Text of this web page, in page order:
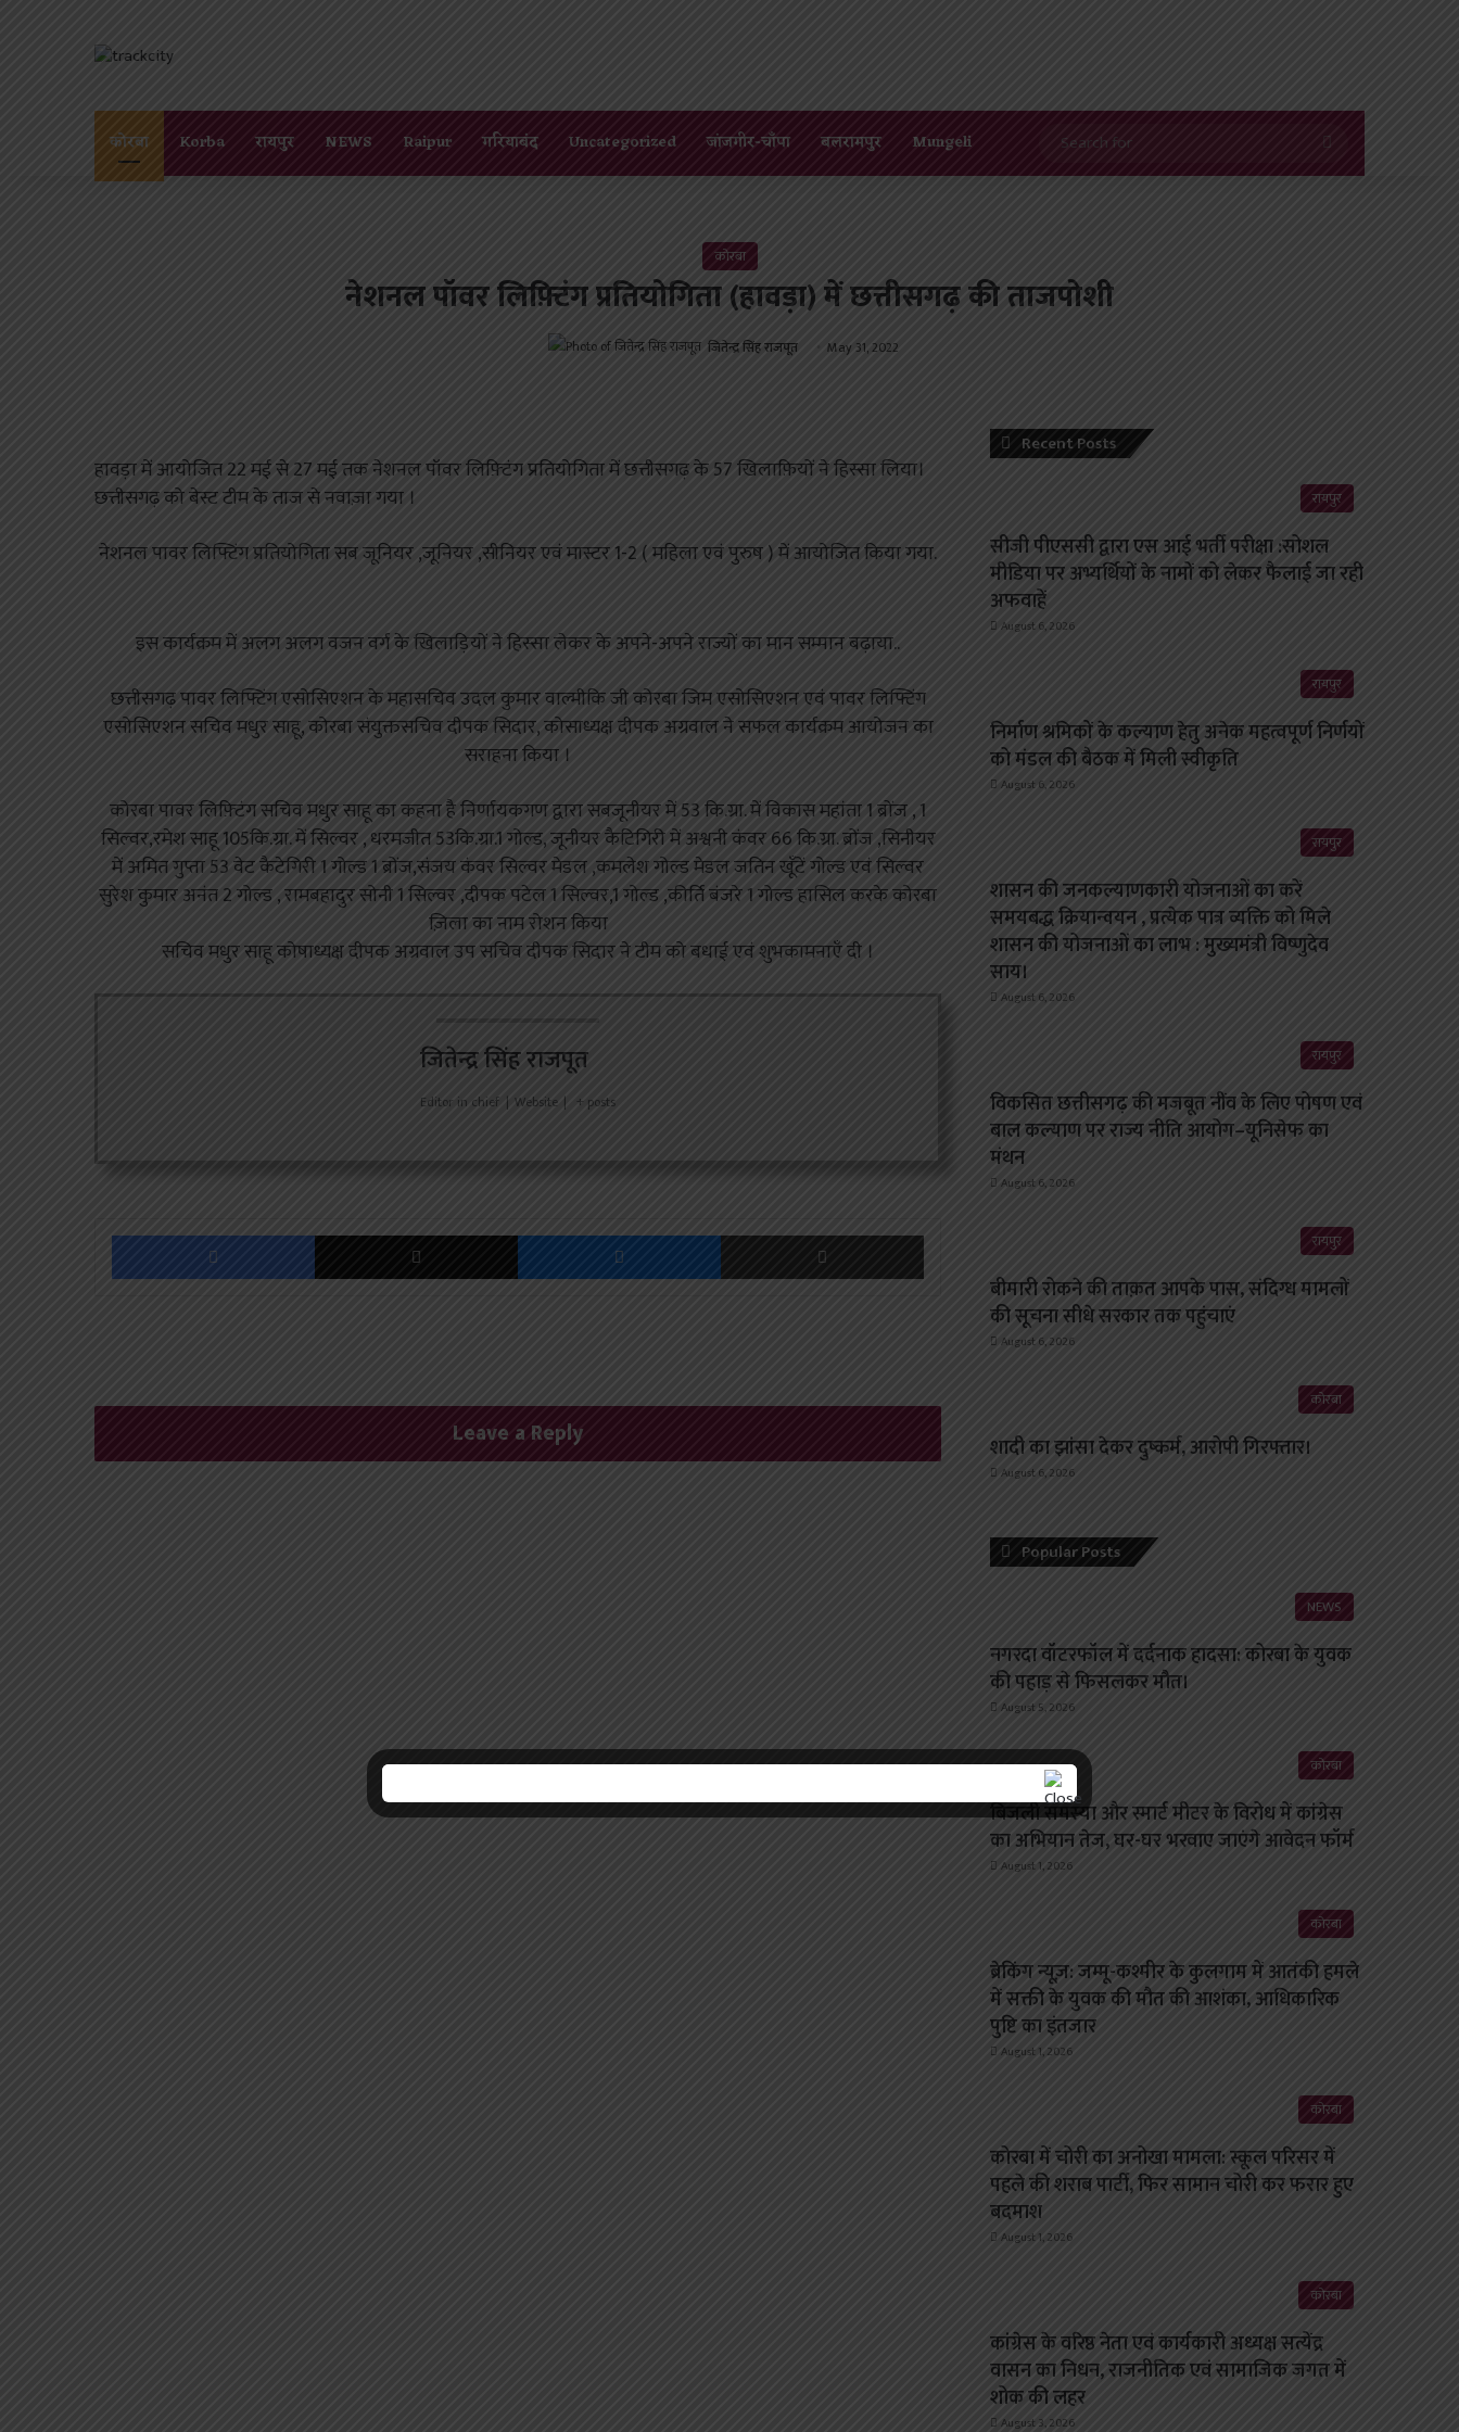
कोरबा Korba रायपुर NEWS Raipur गरियाबंद Uncategorized जांजगीर-चाँपा बलरामपुर Mungeli
Search
for
कोरबा
नेशनल पॉवर लिफ़्टिंग प्रतियोगिता (हावड़ा) में छत्तीसगढ़ की ताजपोशी
जितेन्द्र सिंह राजपूत May 31, 2022
हावड़ा में आयोजित 22 मई से 27 मई तक नेशनल पॉवर लिफ़्टिंग प्रतियोगिता में छत्तीसगढ़ के 57 खिलाफ़ियों ने हिस्सा लिया।
छत्तीसगढ़ को बेस्ट टीम के ताज से नवाज़ा गया ।
नेशनल पावर लिफ्टिंग प्रतियोगिता सब जूनियर ,जूनियर ,सीनियर एवं मास्टर 1-2 ( महिला एवं पुरुष ) में आयोजित किया गया.
इस कार्यक्रम में अलग अलग वजन वर्ग के खिलाड़ियों ने हिस्सा लेकर के अपने-अपने राज्यों का मान सम्मान बढ़ाया..
छत्तीसगढ़ पावर लिफ्टिंग एसोसिएशन के महासचिव उदल कुमार वाल्मीकि जी कोरबा जिम एसोसिएशन एवं पावर लिफ्टिंग
एसोसिएशन सचिव मधुर साहू, कोरबा संयुक्तसचिव दीपक सिदार, कोसाध्यक्ष दीपक अग्रवाल ने सफल कार्यक्रम आयोजन का
सराहना किया ।
कोरबा पावर लिफ़्टिंग सचिव मधुर साहू का कहना है निर्णायकगण द्वारा सबजूनीयर में 53 कि.ग्रा. में विकास महांता 1 ब्रोंज , 1
सिल्वर,रमेश साहू 105कि.ग्रा. में सिल्वर , धरमजीत 53कि.ग्रा.1 गोल्ड, जूनीयर कैटिगिरी में अश्वनी कंवर 66 कि.ग्रा. ब्रोंज ,सिनीयर
में अमित गुप्ता 53 वेट कैटेगिरी 1 गोल्ड 1 ब्रोंज,संजय कंवर सिल्वर मेडल ,कमलेश गोल्ड मेडल जतिन खूँटें गोल्ड एवं सिल्वर
सुरेश कुमार अनंत 2 गोल्ड , रामबहादुर सोनी 1 सिल्वर ,दीपक पटेल 1 सिल्वर,1 गोल्ड ,कीर्ति बंजरे 1 गोल्ड हासिल करके कोरबा
ज़िला का नाम रोशन किया
सचिव मधुर साहू कोषाध्यक्ष दीपक अग्रवाल उप सचिव दीपक सिदार ने टीम को बधाई एवं शुभकामनाएँ दी ।
जितेन्द्र सिंह राजपूत
Editor in chief | Website | + posts
Facebook X Messenger Share via Email
Leave a Reply
Recent Posts
रायपुर
सीजी पीएससी द्वारा एस आई भर्ती परीक्षा :सोशल
मीडिया पर अभ्यर्थियों के नामों को लेकर फैलाई जा रही
अफवाहें
August 6, 2026
रायपुर
निर्माण श्रमिकों के कल्याण हेतु अनेक महत्वपूर्ण निर्णयों
को मंडल की बैठक में मिली स्वीकृति
August 6, 2026
रायपुर
शासन की जनकल्याणकारी योजनाओं का करें
समयबद्ध क्रियान्वयन , प्रत्येक पात्र व्यक्ति को मिले
शासन की योजनाओं का लाभ : मुख्यमंत्री विष्णुदेव
साय।
August 6, 2026
रायपुर
विकसित छत्तीसगढ़ की मजबूत नींव के लिए पोषण एवं
बाल कल्याण पर राज्य नीति आयोग–यूनिसेफ का
मंथन
August 6, 2026
रायपुर
बीमारी रोकने की ताक़त आपके पास, संदिग्ध मामलों
की सूचना सीधे सरकार तक पहुंचाएं
August 6, 2026
कोरबा
शादी का झांसा देकर दुष्कर्म, आरोपी गिरफ्तार।
August 6, 2026
Popular Posts
NEWS
नगरदा वॉटरफॉल में दर्दनाक हादसा: कोरबा के युवक
की पहाड़ से फिसलकर मौत।
August 5, 2026
कोरबा
बिजली समस्या और स्मार्ट मीटर के विरोध में कांग्रेस
का अभियान तेज, घर-घर भरवाए जाएंगे आवेदन फॉर्म
August 1, 2026
कोरबा
ब्रेकिंग न्यूज़: जम्मू-कश्मीर के कुलगाम में आतंकी हमले
में सक्ती के युवक की मौत की आशंका, आधिकारिक
पुष्टि का इंतजार
August 1, 2026
कोरबा
कोरबा में चोरी का अनोखा मामला: स्कूल परिसर में
पहले की शराब पार्टी, फिर सामान चोरी कर फरार हुए
बदमाश
August 1, 2026
कोरबा
कांग्रेस के वरिष्ठ नेता एवं कार्यकारी अध्यक्ष सत्येंद्र
वासन का निधन, राजनीतिक एवं सामाजिक जगत में
शोक की लहर
August 3, 2026